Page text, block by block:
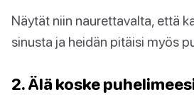
Näytät niin naurettavalta, että
sinusta ja heidän pitäisi myös
2. Älä koske